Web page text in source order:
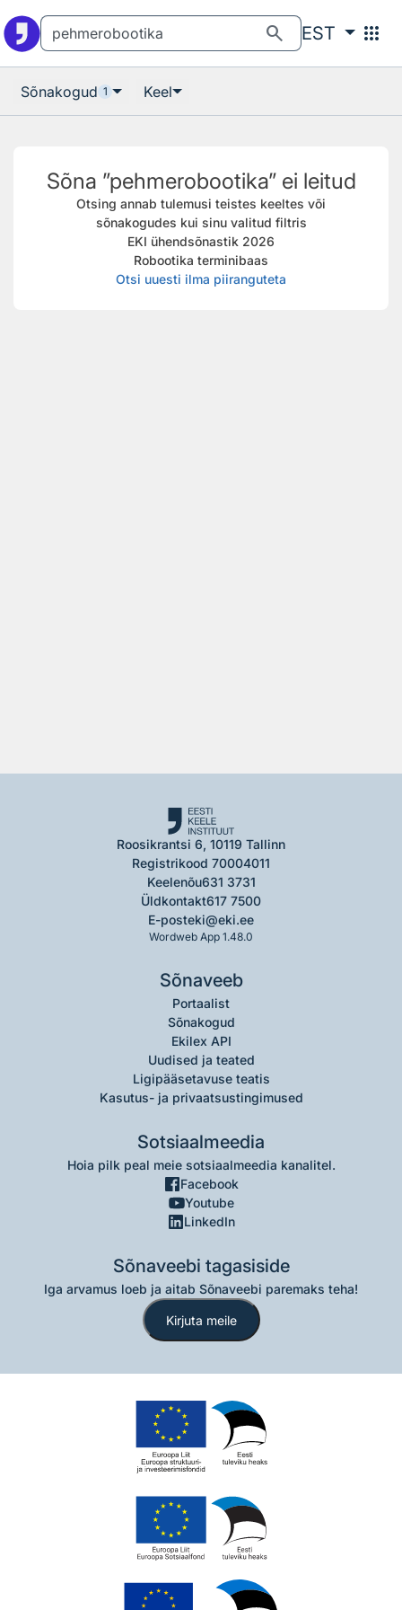
search EST apps
Sõnakogud 1 Keel
Sõna ”pehmerobootika” ei leitud
Otsing annab tulemusi teistes keeltes või
sõnakogudes kui sinu valitud filtris
EKI ühendsõnastik 2026
Robootika terminibaas
Otsi uuesti ilma piiranguteta
Roosikrantsi 6, 10119 Tallinn
Registrikood 70004011
Keelenõu631 3731
Üldkontakt617 7500
E-posteki@eki.ee
Wordweb App 1.48.0
Sõnaveeb
Portaalist
Sõnakogud
Ekilex API
Uudised ja teated
Ligipääsetavuse teatis
Kasutus- ja privaatsustingimused
Sotsiaalmeedia
Hoia pilk peal meie sotsiaalmeedia kanalitel.
Facebook
Youtube
LinkedIn
Sõnaveebi tagasiside
Iga arvamus loeb ja aitab Sõnaveebi paremaks teha!
Kirjuta meile